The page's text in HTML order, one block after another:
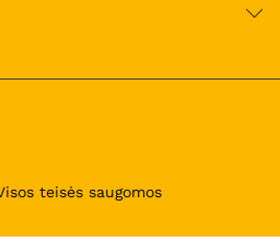
teisės saugomos